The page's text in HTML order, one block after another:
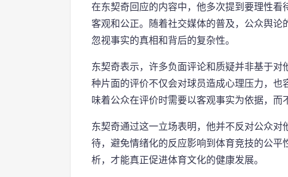
在东契奇回应的内容中，他多次提到要理性
客观和公正。随着社交媒体的普及，公众舆
忽视事实的真相和背后的复杂性。
东契奇表示，许多负面评论和质疑并非基于
种片面的评价不仅会对球员造成心理压力，
味着公众在评价时需要以客观事实为依据，而
东契奇通过这一立场表明，他并不反对公众
待，避免情绪化的反应影响到体育竞技的公
析，才能真正促进体育文化的健康发展。